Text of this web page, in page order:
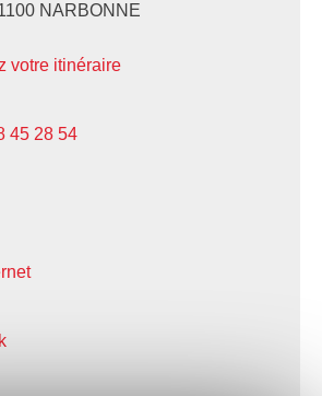
NARBONNE
votre itinéraire
45 28 54